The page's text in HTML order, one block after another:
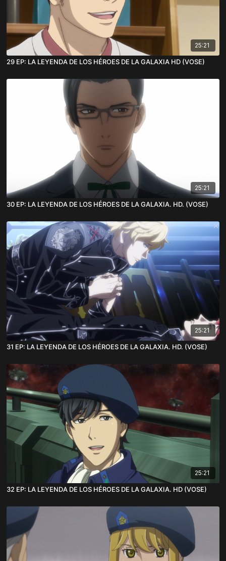
25:21
29 EP: LA LEYENDA DE LOS HÉROES DE LA GALAXIA HD (VOSE)
25:21
30 EP: LA LEYENDA DE LOS HÉROES DE LA GALAXIA. HD. (VOSE)
25:21
31 EP: LA LEYENDA DE LOS HÉROES DE LA GALAXIA. HD. (VOSE)
25:21
32 EP: LA LEYENDA DE LOS HÉROES DE LA GALAXIA. HD (VOSE)